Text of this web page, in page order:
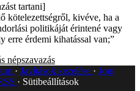
tartani]
kötelezettségről, kivéve, ha a
politikáját érintené vagy
erre érdemi kihatással van;”
népszavazás
Javítások kezelése
Jogi
Sütibeállítások